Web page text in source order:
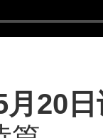
月20